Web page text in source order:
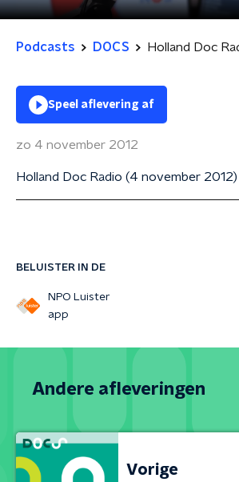
Podcasts DOCS
BELUISTER IN DE
NPO Luister
app
Speel aflevering af
zo 4 november 2012
Holland Doc Radio (4 november 2012)
Andere afleveringen
Vorige